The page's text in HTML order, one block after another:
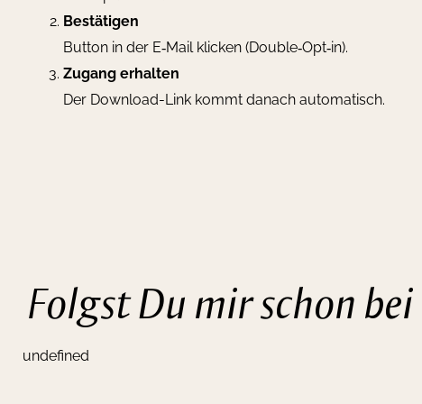
Bestätigen
Button in der E‑Mail klicken (Double‑Opt‑in).
Zugang erhalten
Der Download-Link kommt danach automatisch.
Folgst Du mir schon
undefined